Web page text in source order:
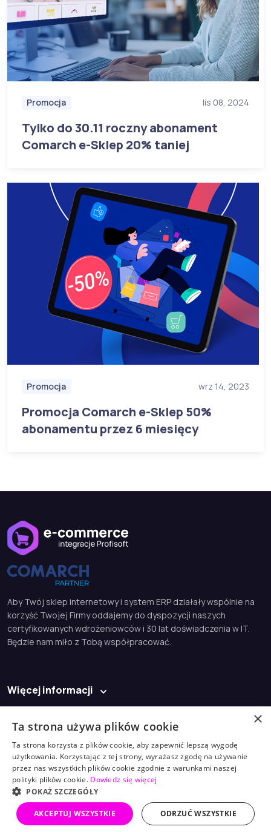
Promocja lis 08, 2024
Tylko do 30.11 roczny abonament
Comarch e-Sklep 20% taniej
Promocja wrz 14, 2023
Promocja Comarch e-Sklep 50%
abonamentu przez 6 miesięcy
Aby Twój sklep internetowy i system ERP działały wspólnie na
korzyść Twojej Firmy oddajemy do dyspozycji naszych
certyfikowanych wdrożeniowców i 30 lat doświadczenia w IT.
Będzie nam miło z Tobą współpracować.
Więcej informacji
Kontakt
biuro@profisoft.pl
(61) 868 98 30
×
Ta strona używa plików cookie
Ta strona korzysta z plików cookie, aby zapewnić lepszą wygodę
użytkowania. Korzystając z tej strony, wyrażasz zgodę na używanie
przez nas wszystkich plików cookie zgodnie z warunkami naszej
polityki plików cookie. Dowiedz się więcej
POKAŻ SZCZEGÓŁY
AKCEPTUJ WSZYSTKIE ODRZUĆ WSZYSTKIE